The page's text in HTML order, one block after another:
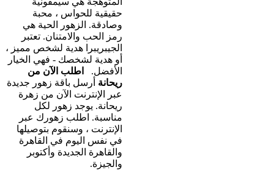
حقيقية للحواس ، محبة
وصادقة. الزهور الحية هي
رمز الحب والامتنان. تعتبر
الجيبريبرا هدية لشخص مميز ،
أو هدية لشخصك - فهي الخيار
الأفضل.
اطلب الآن من
ريحانة أرسل باقة زهور جديدة
عبر الإنترنت الآن من زهرة
ريحانة. يوجد زهور لكل
مناسبة. اطلب زهورك عبر
الإنترنت ، وسنقوم بتوصيلها
في نفس اليوم في القاهرة
والقاهرة الجديدة وأكتوبر
والجيزة.